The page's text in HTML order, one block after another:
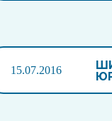
15.07.2016